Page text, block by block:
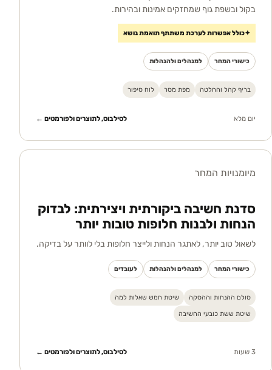
בקול ובשפת גוף שמחזקים אמינות ובהירות.
✦כולל אפשרות לערכת משתתף תואמת נושא
כישורי המחר למנהלים ולהנהלות
בריף קהל והחלטה מפת מסר לוח סיפור
יום מלא לסילבוס, לתוצרים ולפורמטים ←
מיומנויות המחר
סדנת חשיבה ביקורתית ויצירתית: לבדוק
הנחות ולבנות חלופות טובות יותר
לשאול טוב יותר, לאתגר הנחות ולייצר חלופות בלי לוותר על בדיקה.
כישורי המחר למנהלים ולהנהלות לעובדים
סולם ההנחות וההסקה שיטת חמש שאלות למה
שיטת ששת כובעי החשיבה
3 שעות לסילבוס, לתוצרים ולפורמטים ←